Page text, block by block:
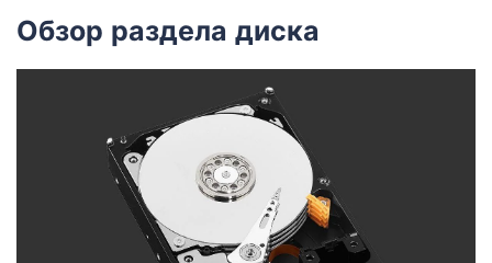
Обзор раздела диска